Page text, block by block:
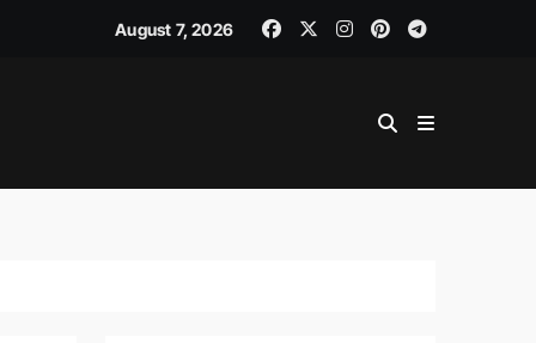
August 7, 2026